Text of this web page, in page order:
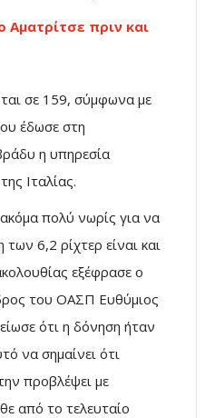
Αματρίτσε πριν και
σε 159, σύμφωνα με
έδωσε στη
η υπηρεσία
Ιταλίας.
ακόμα πολύ νωρίς για να
των 6,2 ρίχτερ είναι και
εξέφρασε ο
του ΟΑΣΠ Ευθύμιος
ότι η δόνηση ήταν
να σημαίνει ότι
προβλέψει με
από το τελευταίο